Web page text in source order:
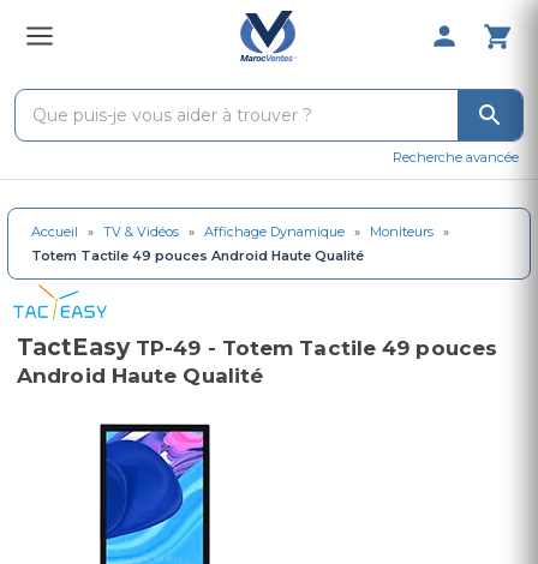
0 Produit
Recherche avancée
Accueil » TV & Vidéos » Affichage Dynamique » Moniteurs »
Totem Tactile 49 pouces Android Haute Qualité
TactEasy TP-49 - Totem Tactile 49 pouces
Android Haute Qualité